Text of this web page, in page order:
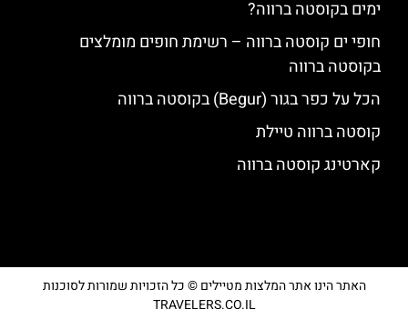
ימים בקוסטה ברווה?
חופי ים קוסטה ברווה – רשימת חופים מומלצים
בקוסטה ברווה
הכל על כפר בגור (Begur) בקוסטה ברווה
קוסטה ברווה טיילת
קארטינג קוסטה ברווה
האתר הינו אתר המלצות מטיילים © כל הזכויות שמורות לסוכנות